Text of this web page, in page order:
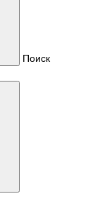
Поиск